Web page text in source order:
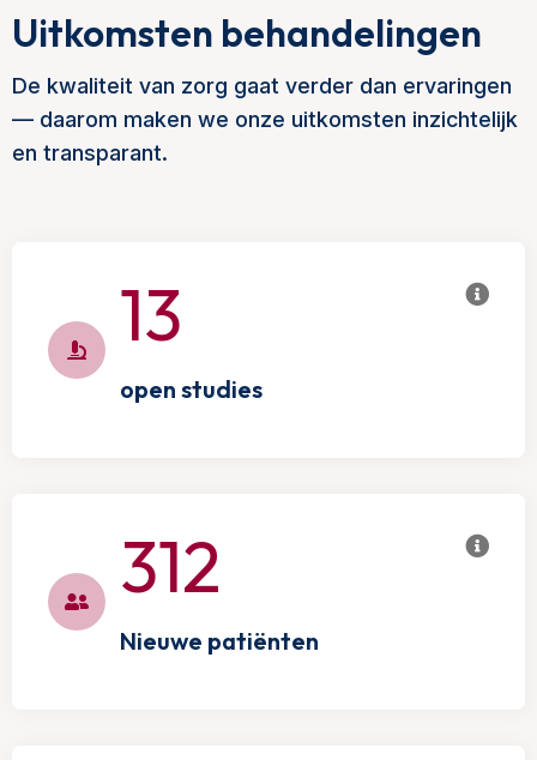
Uitkomsten behandelingen
De kwaliteit van zorg gaat verder dan ervaringen
— daarom maken we onze uitkomsten inzichtelijk
en transparant.
13
open studies
312
Nieuwe patiënten